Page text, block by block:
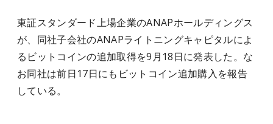
東証スタンダード上場企業のANAPホールディングス
が、同社子会社のANAPライトニングキャピタルによ
るビットコインの追加取得を9月18日に発表した。な
お同社は前日17日にもビットコイン追加購入を報告
している。